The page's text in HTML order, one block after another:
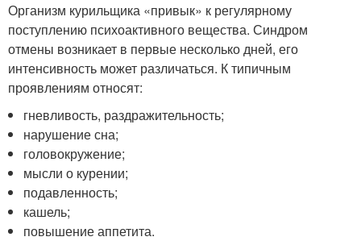
Организм курильщика «привык» к регулярному
поступлению психоактивного вещества. Синдром
отмены возникает в первые несколько дней, его
интенсивность может различаться. К типичным
проявлениям относят:
гневливость, раздражительность;
нарушение сна;
головокружение;
мысли о курении;
подавленность;
кашель;
повышение аппетита.